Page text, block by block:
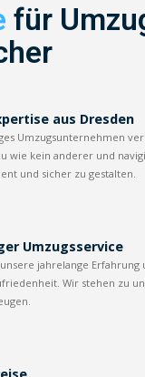
für
aus Dresden
Umzugsunternehmen
wie kein anderer und
und sicher zu gestalten.
Umzugsservice
jahrelange Erfahrung
Wir stehen zu